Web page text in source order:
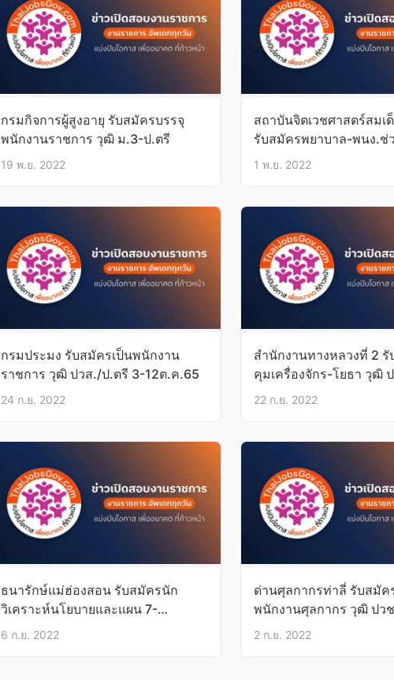
กรมกิจการผู้สูงอายุ รับสมัครบรรจุ
พนักงานราชการ วุฒิ ม.3-ป.ตรี
19 พ.ย. 2022
สถาบันจิตเวชศาสตร์สมเ
รับสมัครพยาบาล-พนง.ช่
คนไข้
1 พ.ย. 2022
กรมประมง รับสมัครเป็นพนักงาน
ราชการ วุฒิ ปวส./ป.ตรี 3-12ต.ค.65
24 ก.ย. 2022
สำนักงานทางหลวงที่ 2
คุมเครื่องจักร-โยธา วุฒิ
22 ก.ย. 2022
ธนารักษ์แม่ฮ่องสอน รับสมัครนัก
วิเคราะห์นโยบายและแผน 7-
15ก.ย.65
6 ก.ย. 2022
ด่านศุลกากรท่าลี่ รับสมัค
พนักงานศุลกากร วุฒิ ปว
16ก.ย.65
2 ก.ย. 2022